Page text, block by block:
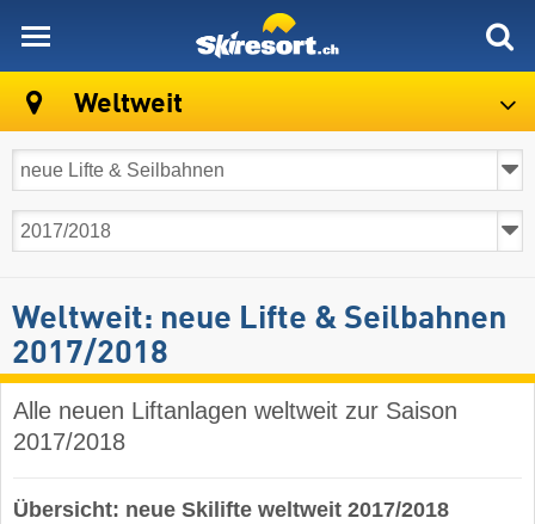
Weltweit
Weltweit: neue Lifte & Seilbahnen
2017/2018
Alle neuen Liftanlagen weltweit zur Saison
2017/2018
Übersicht: neue Skilifte weltweit 2017/2018